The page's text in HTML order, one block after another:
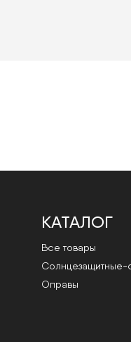
КАТАЛОГ
Все товары
Cолнцезащитные-
Оправы